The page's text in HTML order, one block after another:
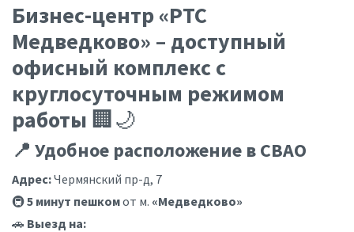
Бизнес-центр «РТС
Медведково» – доступный
офисный комплекс с
круглосуточным режимом
работы 🏢🌙
📍 Удобное расположение в СВАО
Адрес:Чермянский пр-д, 7
🚇5 минут пешкомот м. «Медведково»
🚗 Выезд на: